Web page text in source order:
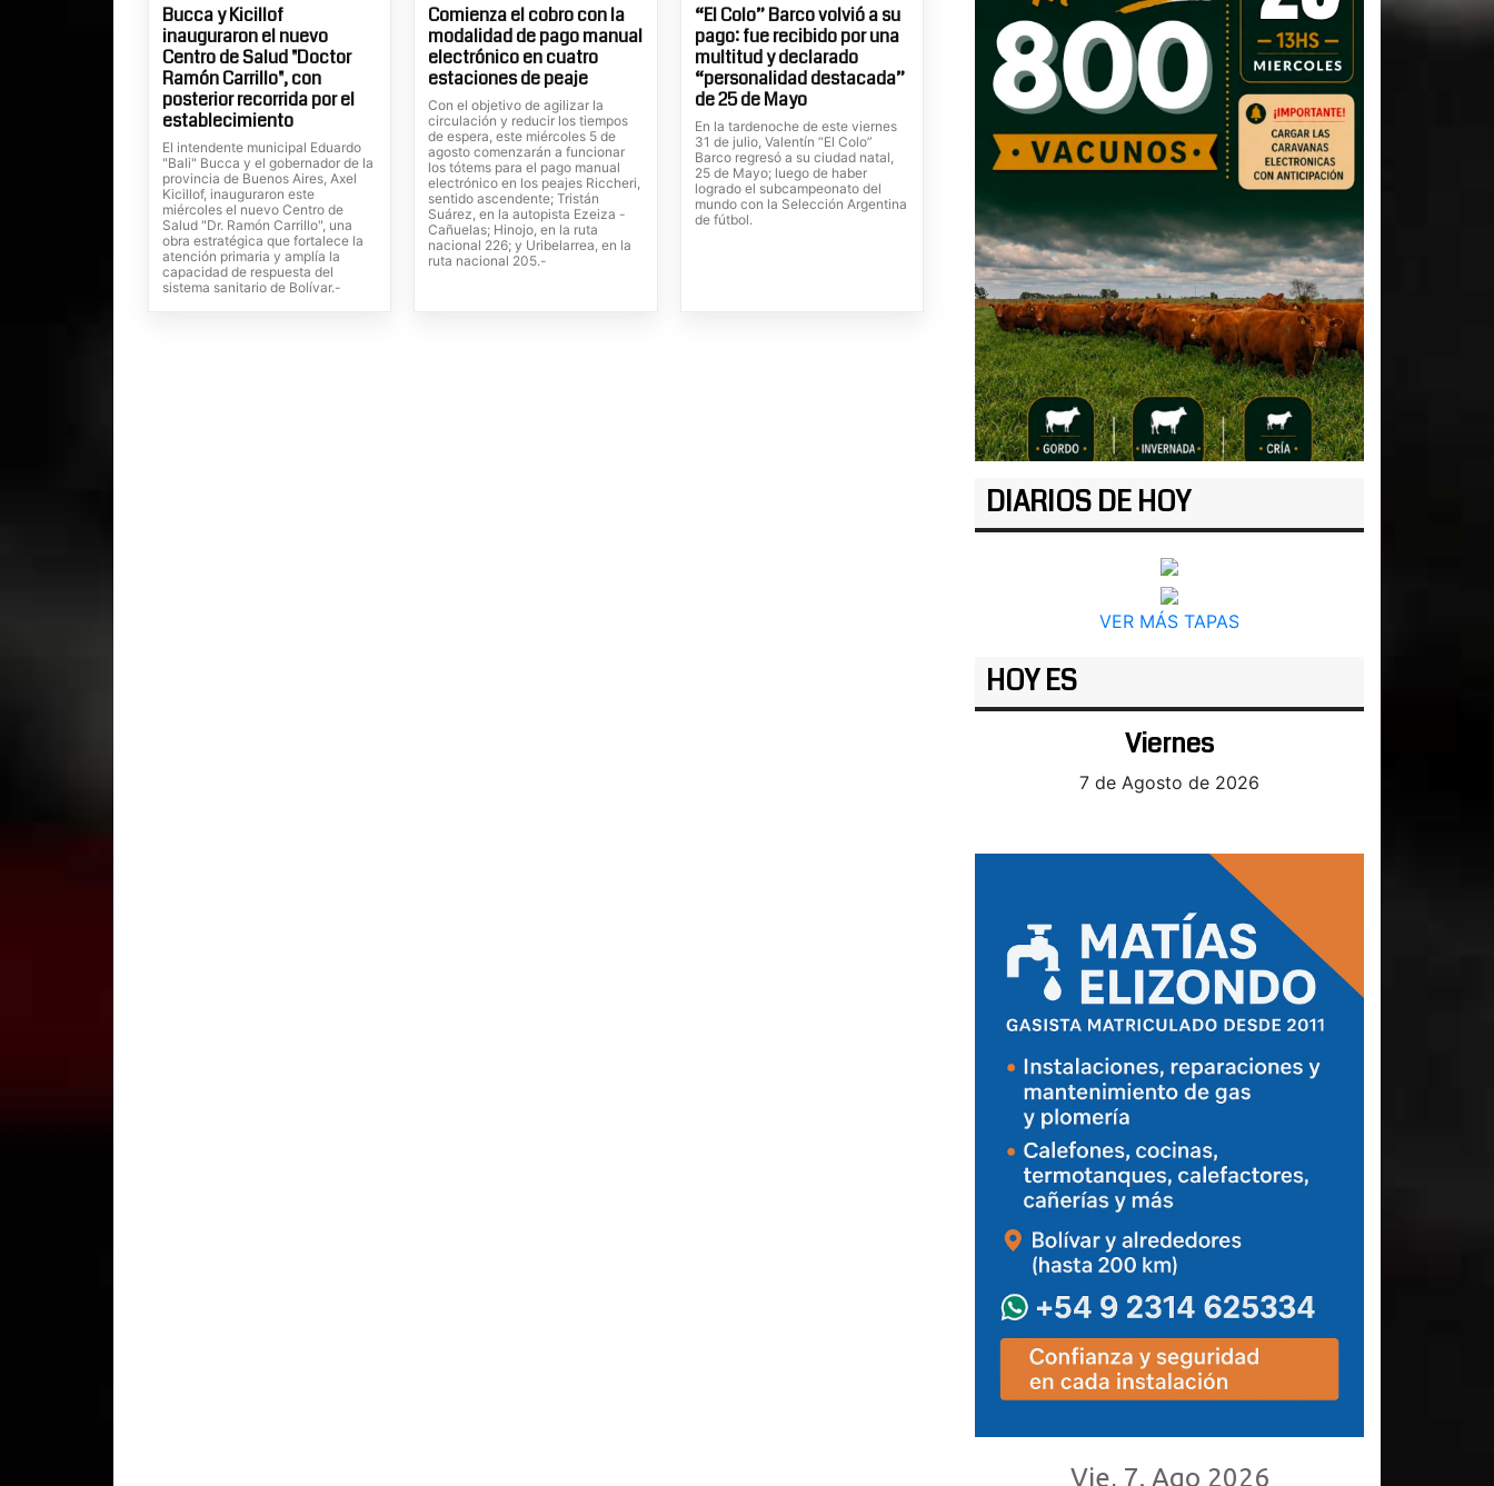
Bucca y Kicillof
inauguraron el nuevo
Centro de Salud "Doctor
Ramón Carrillo", con
posterior recorrida por el
establecimiento
El intendente municipal Eduardo
"Bali" Bucca y el gobernador de la
provincia de Buenos Aires, Axel
Kicillof, inauguraron este
miércoles el nuevo Centro de
Salud "Dr. Ramón Carrillo", una
obra estratégica que fortalece la
atención primaria y amplía la
capacidad de respuesta del
sistema sanitario de Bolívar.-
Comienza el cobro con la
modalidad de pago manual
electrónico en cuatro
estaciones de peaje
Con el objetivo de agilizar la
circulación y reducir los tiempos
de espera, este miércoles 5 de
agosto comenzarán a funcionar
los tótems para el pago manual
electrónico en los peajes Riccheri,
sentido ascendente; Tristán
Suárez, en la autopista Ezeiza -
Cañuelas; Hinojo, en la ruta
nacional 226; y Uribelarrea, en la
ruta nacional 205.-
“El Colo” Barco volvió a su
pago: fue recibido por una
multitud y declarado
“personalidad destacada”
de 25 de Mayo
En la tardenoche de este viernes
31 de julio, Valentín “El Colo”
Barco regresó a su ciudad natal,
25 de Mayo; luego de haber
logrado el subcampeonato del
mundo con la Selección Argentina
de fútbol.
DIARIOS DE HOY
VER MÁS TAPAS
HOY ES
Viernes
7 de Agosto de 2026